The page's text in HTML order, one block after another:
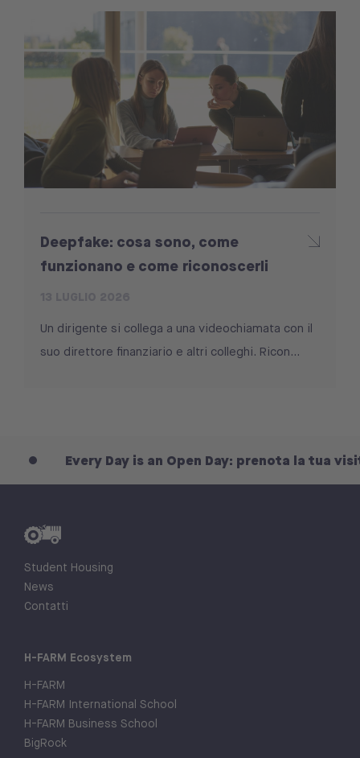
Deepfake: cosa sono, come
funzionano e come riconoscerli
Un dirigente si collega a una videochiamata con il
suo direttore finanziario e altri colleghi. Ricon...
Every Day is an Open Day: prenota la tua visita
Student Housing
News
Contatti
H-FARM Ecosystem
H-FARM
H-FARM International School
H-FARM Business School
BigRock